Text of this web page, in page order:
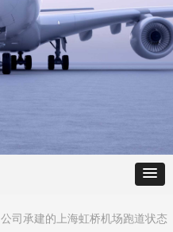
公司承建的上海虹桥机场跑道状态